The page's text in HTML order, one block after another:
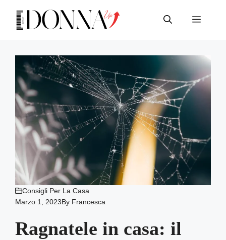
contenuto
Menu
Consigli Per La Casa
Marzo 1, 2023By Francesca
Ragnatele in casa: il